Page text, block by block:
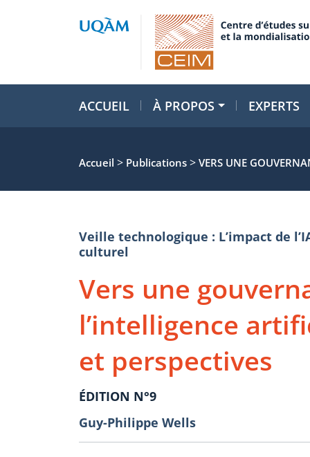
ACCUEIL À PROPOS EXPERTS
Accueil > Publications > VERS UNE
Veille technologique : L’impact de
culturel
Vers une
l’intelligence
et perspectives
ÉDITION N°9
Guy-Philippe Wells